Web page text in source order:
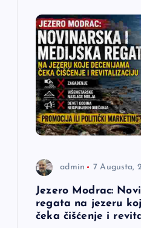
admin 7 Augusta,
Jezero Modrac:
regata na jezeru
čeka čišćenje i